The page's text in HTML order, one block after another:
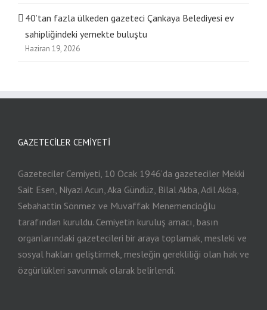
40’tan fazla ülkeden gazeteci Çankaya Belediyesi ev
sahipliğindeki yemekte buluştu
Haziran 19, 2026
GAZETECILER CEMIYETI
Gazeteciler Cemiyeti, 10 Ocak 1946’da gazeteciler Mekki
Sait Esen, Niyazi Acun, Aka Gündüz, Bilal Akba, Adil Akba,
Sebahattin Sönmez ve Muvaffak Menemencioğlu
tarafından kuruldu. Cemiyetin kuruluş amacı, basın
organlarındaki gazetecileri bir araya toplamak, mesleki ve
sosyal hakları geliştirmek, mesleğin gerekliliği olan hak ve
özgürlükleri savunmak olarak belirlendi.